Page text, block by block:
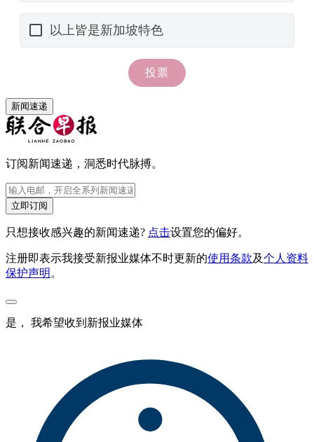
新闻速递
订阅新闻速递，洞悉时代脉搏。
立即订阅
只想接收感兴趣的新闻速递? 点击设置您的偏好。
注册即表示我接受新报业媒体不时更新的使用条款及个人资料
保护声明 。
是， 我希望收到新报业媒体